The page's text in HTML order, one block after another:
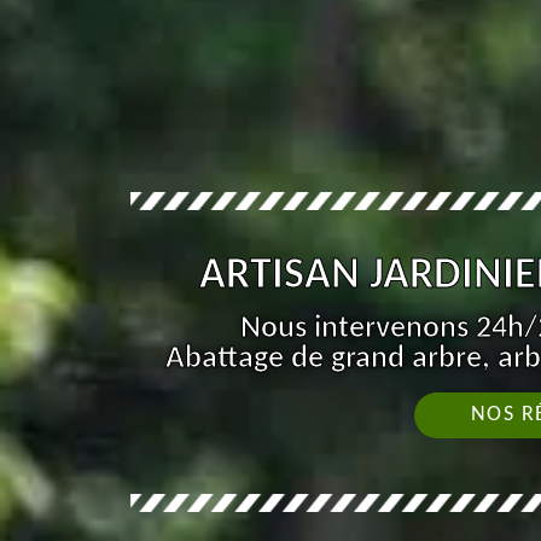
ARTISAN
Nous intervenons
Abattage de grand arbre,
NOS